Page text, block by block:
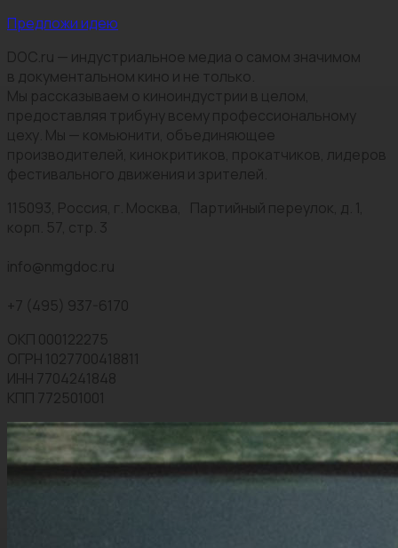
Предложи идею
DOC.ru — индустриальное медиа о самом значимом
в документальном кино и не только.
Мы рассказываем о киноиндустрии в целом,
предоставляя трибуну всему профессиональному
цеху. Мы — комьюнити, объединяющее
производителей, кинокритиков, прокатчиков, лидеров
фестивального движения и зрителей.
115093, Россия, г. Москва, Партийный переулок, д. 1,
корп. 57, стр. 3
info@nmgdoc.ru
+7 (495) 937-6170
ОКП 000122275
ОГРН 1027700418811
ИНН 7704241848
КПП 772501001